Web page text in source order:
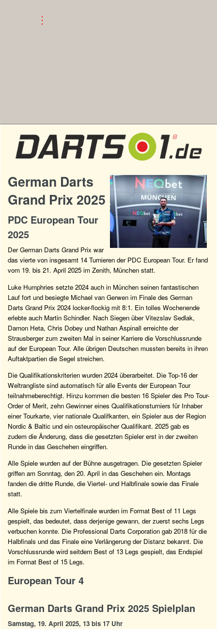
German Darts
Grand Prix 2025
PDC European Tour
2025
Der German Darts Grand Prix war
das vierte von insgesamt 14 Turnieren der PDC European Tour. Er fand
vom 19. bis 21. April 2025 im Zenith, München statt.
Luke Humphries setzte 2024 auch in München seinen fantastischen
Lauf fort und besiegte Michael van Gerwen im Finale des German
Darts Grand Prix 2024 locker-flockig mit 8:1. Ein tolles Wochenende
erlebte auch Martin Schindler. Nach Siegen über Vitezslav Sedlak,
Damon Heta, Chris Dobey und Nathan Aspinall erreichte der
Strausberger zum zweiten Mal in seiner Karriere die Vorschlussrunde
auf der European Tour. Alle übrigen Deutschen mussten bereits in ihren
Auftaktpartien die Segel streichen.
Die Qualifikationskriterien wurden 2024 überarbeitet. Die Top-16 der
Weltrangliste sind automatisch für alle Events der European Tour
teilnahmeberechtigt. Hinzu kommen die besten 16 Spieler des Pro Tour-
Order of Merit, zehn Gewinner eines Qualifikationsturniers für Inhaber
einer Tourkarte, vier nationale Qualifkanten, ein Spieler aus der Region
Nordic & Baltic und ein osteuropäischer Qualifikant. 2025 gab es
zudem die Änderung, dass die gesetzten Spieler erst in der zweiten
Runde in das Geschehen eingriffen.
Alle Spiele wurden auf der Bühne ausgetragen. Die gesetzten Spieler
griffen am Sonntag, den 20. April in das Geschehen ein. Montags
fanden die dritte Runde, die Viertel- und Halbfinale sowie das Finale
statt.
Alle Spiele bis zum Viertelfinale wurden im Format Best of 11 Legs
gespielt, das bedeutet, dass derjenige gewann, der zuerst sechs Legs
verbuchen konnte. Die Professional Darts Corporation gab 2018 für die
Halbfinals und das Finale eine Verlängerung der Distanz bekannt. Die
Vorschlussrunde wird seitdem Best of 13 Legs gespielt, das Endspiel
im Format Best of 15 Legs.
European Tour 4
German Darts Grand Prix 2025 Spielplan
Samstag, 19. April 2025, 13 bis 17 Uhr